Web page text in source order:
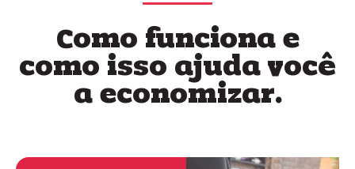
Como funciona e
como isso ajuda você
a economizar.